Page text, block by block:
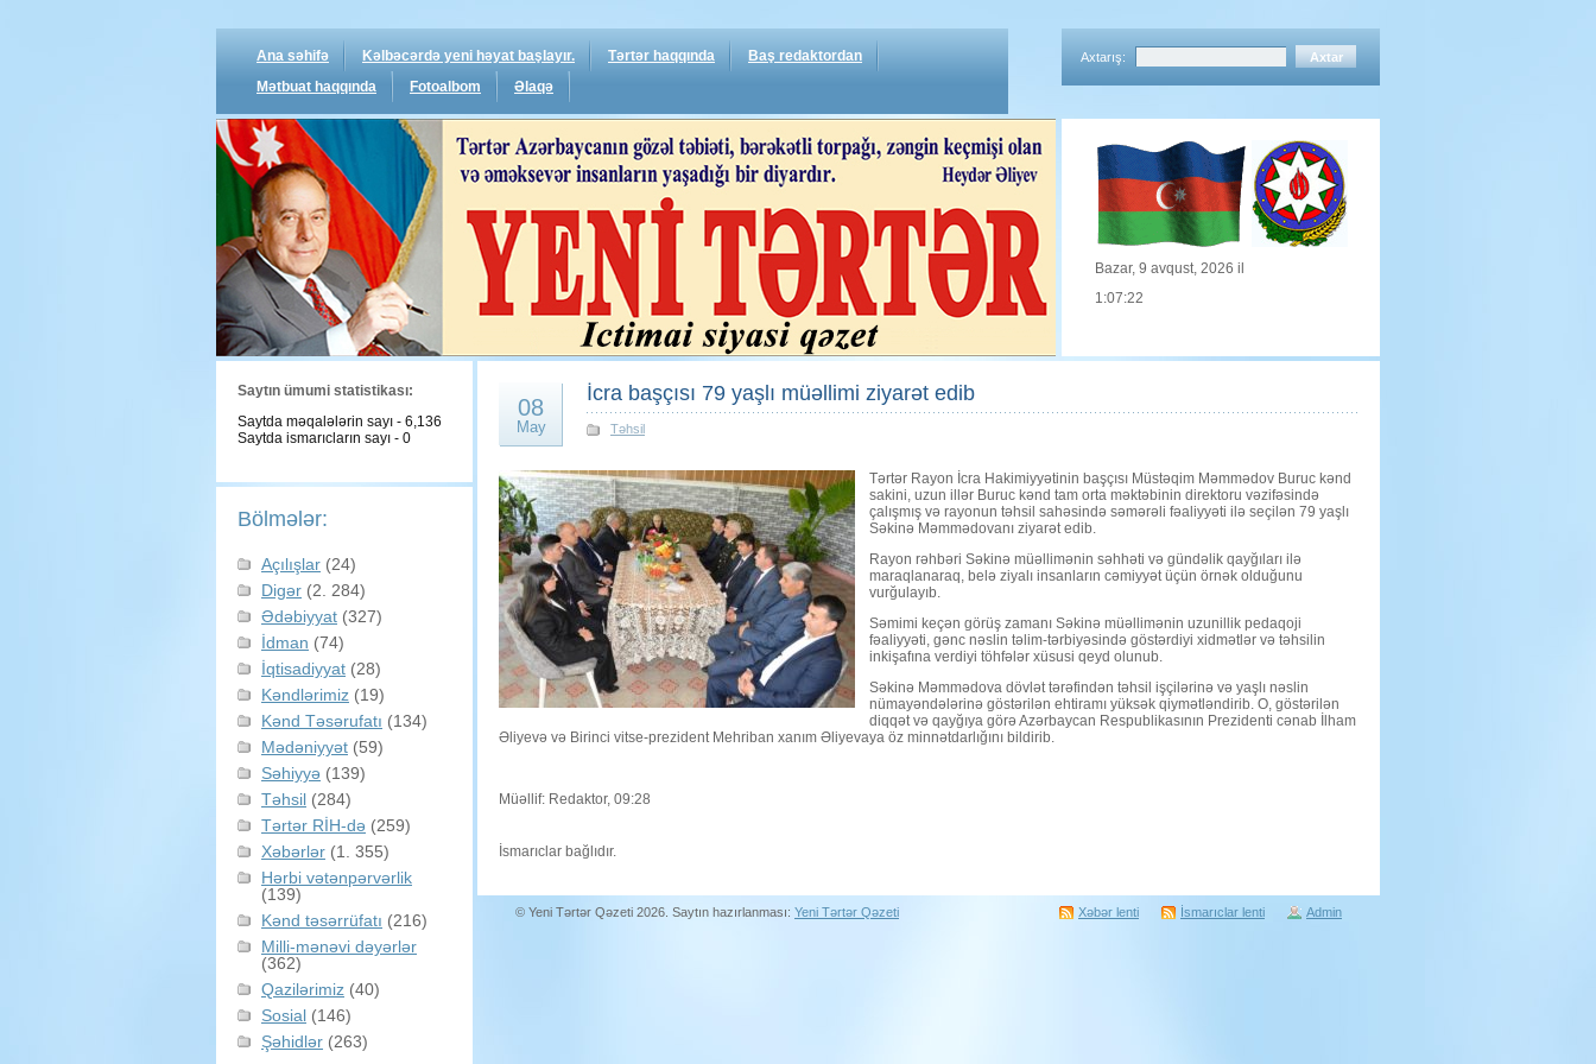
Ana səhifə Kəlbəcərdə yeni həyat başlayır. Tərtər haqqında
Baş redaktordan
Mətbuat haqqında
Fotoalbom Əlaqə
Axtarış:
Bazar, 9 avqust, 2026 il
1:07:22
Saytın ümumi statistikası:
Saytda məqalələrin sayı - 6,136
Saytda ismarıcların sayı - 0
Bölmələr:
Açılışlar (24)
Digər (2. 284)
Ədəbiyyat (327)
İdman (74)
İqtisadiyyat (28)
Kəndlərimiz (19)
Kənd Təsərufatı (134)
Mədəniyyət (59)
Səhiyyə (139)
Təhsil (284)
Tərtər RİH-də (259)
Xəbərlər (1. 355)
Hərbi vətənpərvərlik
(139)
Kənd təsərrüfatı (216)
Milli-mənəvi dəyərlər
(362)
Qazilərimiz (40)
Sosial (146)
Şəhidlər (263)
08
May
İcra başçısı 79 yaşlı müəllimi ziyarət edib
Təhsil
Tərtər Rayon İcra Hakimiyyətinin başçısı Müstəqim Məmmədov Buruc kənd
sakini, uzun illər Buruc kənd tam orta məktəbinin direktoru vəzifəsində
çalışmış və rayonun təhsil sahəsində səmərəli fəaliyyəti ilə seçilən 79 yaşlı
Səkinə Məmmədovanı ziyarət edib.
Rayon rəhbəri Səkinə müəllimənin səhhəti və gündəlik qayğıları ilə
maraqlanaraq, belə ziyalı insanların cəmiyyət üçün örnək olduğunu
vurğulayıb.
Səmimi keçən görüş zamanı Səkinə müəllimənin uzunillik pedaqoji
fəaliyyəti, gənc nəslin təlim-tərbiyəsində göstərdiyi xidmətlər və təhsilin
inkişafına verdiyi töhfələr xüsusi qeyd olunub.
Səkinə Məmmədova dövlət tərəfindən təhsil işçilərinə və yaşlı nəslin
nümayəndələrinə göstərilən ehtiramı yüksək qiymətləndirib. O, göstərilən
diqqət və qayğıya görə Azərbaycan Respublikasının Prezidenti cənab İlham
Əliyevə və Birinci vitse-prezident Mehriban xanım Əliyevaya öz minnətdarlığını bildirib.
Müəllif: Redaktor, 09:28
İsmarıclar bağlıdır.
© Yeni Tərtər Qəzeti 2026. Saytın hazırlanması: Yeni Tərtər Qəzeti Xəbər lenti İsmarıclar lenti Admin